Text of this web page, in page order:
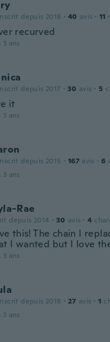
depuis 2018 · 40 avis · 11
recurved
3 ans
depuis 2017 · 30 avis · 5
it
3 ans
depuis 2015 · 167 avis · 6
3 ans
Rae
depuis 2014 · 30 avis · 4
this! The chain I
I wanted but I love
3 ans
depuis 2018 · 27 avis · 1
3 ans